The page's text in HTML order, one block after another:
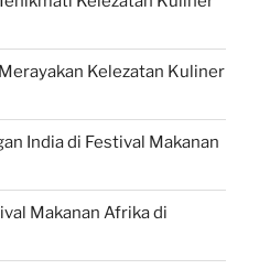
Kelezatan Kuliner
India di Festival Makanan
Makanan Afrika di